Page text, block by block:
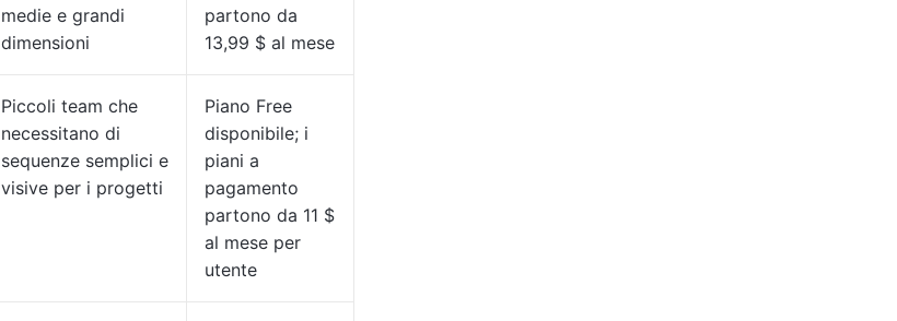
medie e grandi
dimensioni
partono da
13,99 $ al mese
Piccoli team che
necessitano di
sequenze semplici e
visive per i progetti
Piano Free
disponibile; i
piani a
pagamento
partono da 11 $
al mese per
utente